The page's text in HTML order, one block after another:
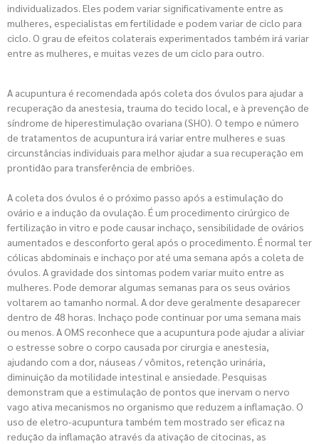
individualizados. Eles podem variar significativamente entre as
mulheres, especialistas em fertilidade e podem variar de ciclo para
ciclo. O grau de efeitos colaterais experimentados também irá variar
entre as mulheres, e muitas vezes de um ciclo para outro.
A acupuntura é recomendada após coleta dos óvulos para ajudar a
recuperação da anestesia, trauma do tecido local, e à prevenção de
síndrome de hiperestimulação ovariana (SHO). O tempo e número
de tratamentos de acupuntura irá variar entre mulheres e suas
circunstâncias individuais para melhor ajudar a sua recuperação em
prontidão para transferência de embriões.
A coleta dos óvulos é o próximo passo após a estimulação do
ovário e a indução da ovulação. É um procedimento cirúrgico de
fertilização in vitro e pode causar inchaço, sensibilidade de ovários
aumentados e desconforto geral após o procedimento. É normal ter
cólicas abdominais e inchaço por até uma semana após a coleta de
óvulos. A gravidade dos sintomas podem variar muito entre as
mulheres. Pode demorar algumas semanas para os seus ovários
voltarem ao tamanho normal. A dor deve geralmente desaparecer
dentro de 48 horas. Inchaço pode continuar por uma semana mais
ou menos. A OMS reconhece que a acupuntura pode ajudar a aliviar
o estresse sobre o corpo causada por cirurgia e anestesia,
ajudando com a dor, náuseas / vômitos, retenção urinária,
diminuição da motilidade intestinal e ansiedade. Pesquisas
demonstram que a estimulação de pontos que inervam o nervo
vago ativa mecanismos no organismo que reduzem a inflamação. O
uso de eletro-acupuntura também tem mostrado ser eficaz na
redução da inflamação através da ativação de citocinas, as